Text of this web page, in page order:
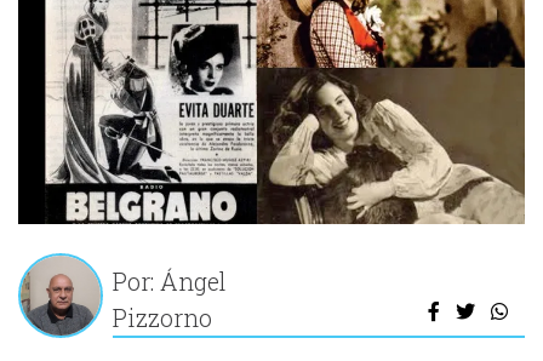
Por: Ángel
Pizzorno